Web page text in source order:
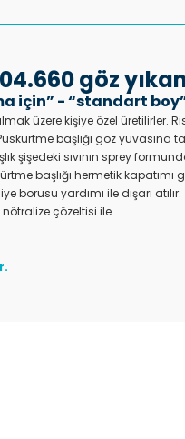
göz
için” - “standart
üzere kişiye özel üretilirler.
başlığı göz yuvasına
şişedeki sıvının sprey
başlığı hermetik
borusu yardımı ile dışarı atılır.
nötralize çözeltisi ile